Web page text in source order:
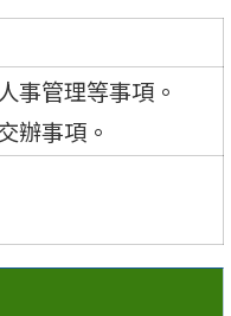
事管理等事項。
辦事項。